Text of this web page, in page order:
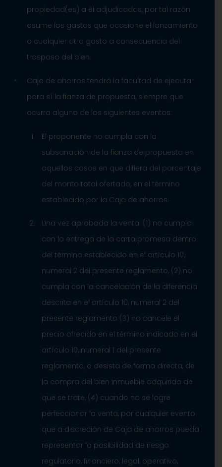
propiedad(es) a él adjudicadas, por tal razón
asume los gastos que ocasione el lanzamiento
o cualquier otro gasto a consecuencia del
traspaso del bien.
Caja de ahorros tendrá la facultad de ejecutar
para sí la fianza de propuesta, siempre que
ocurra alguno de los siguientes eventos:
El proponente no cumpla con la
subsanación de la fianza de propuesta en
aquellos casos en que difiera del porcentaje
del monto total ofertado, en el término
establecido por la Caja de ahorros.
Una vez aprobada la venta: (1) no cumpla
con la entrega de la carta promesa dentro
del término establecido en el artículo 10,
numeral 2 del presente reglamento, (2) no
cumpla con la cancelación de la diferencia
descrita en el artículo 10, numeral 2 del
presente reglamento (3) no cancele el
precio ofrecido en el término indicado en el
artículo 10, numeral 1 del presente
reglamento, o desista de forma directa, de
la compra del bien inmueble adquirido de
que se trate, (4) cuando no se logre
perfeccionar la venta, por cualquier evento
que a discreción de Caja de ahorros pueda
representar la posibilidad de riesgo
regulatorio, financiero, legal, operativo,